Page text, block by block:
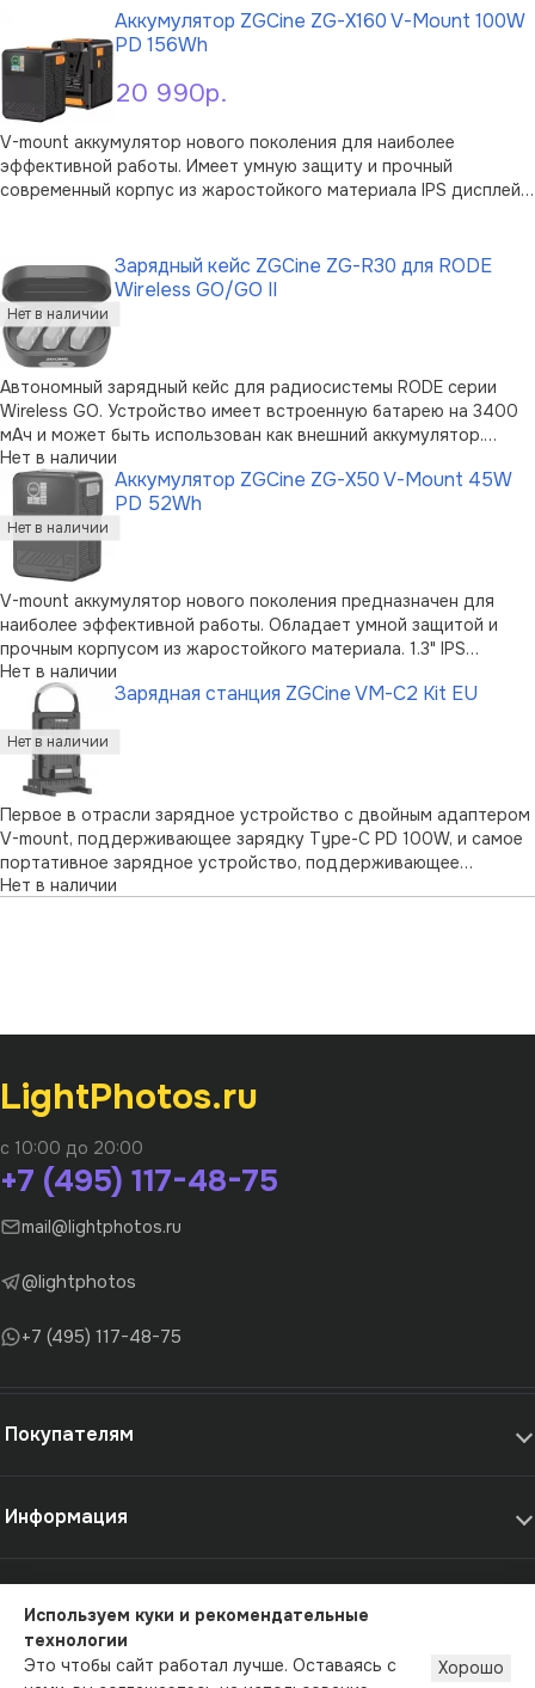
20 990р.
Аккумулятор ZGCine ZG-X160 V-Mount 100W
PD 156Wh
V-mount аккумулятор нового поколения для наиболее
эффективной работы. Имеет умную защиту и прочный
современный корпус из жаростойкого материала IPS дисплей
портов, а также мощность Power Delivery …
Зарядный кейс ZGCine ZG-R30 для RODE
Wireless GO/GO II
Автономный зарядный кейс для радиосистемы RODE серии
Wireless GO. Устройство имеет встроенную батарею на 3400
мАч и может быть использован как внешний аккумулятор.
Встроенная интеллектуальная защита обеспечивает надежную
и безопасную подзарядку устройств. Корпус выполнен из
прочного пластик …
Нет в наличии
Аккумулятор ZGCine ZG-X50 V-Mount 45W
PD 52Wh
V-mount аккумулятор нового поколения предназначен для
наиболее эффективной работы. Обладает умной защитой и
прочным корпусом из жаростойкого материала. 1.3" IPS
дисплей встроен в корпус, отображает все параметры:
доступный объем, напряжение выхода и входа портов, а также
мощность. …
Нет в наличии
Зарядная станция ZGCine VM-C2 Kit EU
Первое в отрасли зарядное устройство с двойным адаптером
V-mount, поддерживающее зарядку Type-C PD 100W, и самое
портативное зарядное устройство, поддерживающее
одновременную и одиночную зарядку. Способна как зарядить
Нет в наличии
LightPhotos.ru
с 10:00 до 20:00
+7 (495) 117-48-75
mail@lightphotos.ru
@lightphotos
+7 (495) 117-48-75
Покупателям
Информация
© 2012-2026 - LightPhotos.ru, оборудование для фотостудий
Публичная оферта Политика конфиденциальности
Используем куки и рекомендательные
технологии
Это чтобы сайт работал лучше. Оставаясь с
Хорошо